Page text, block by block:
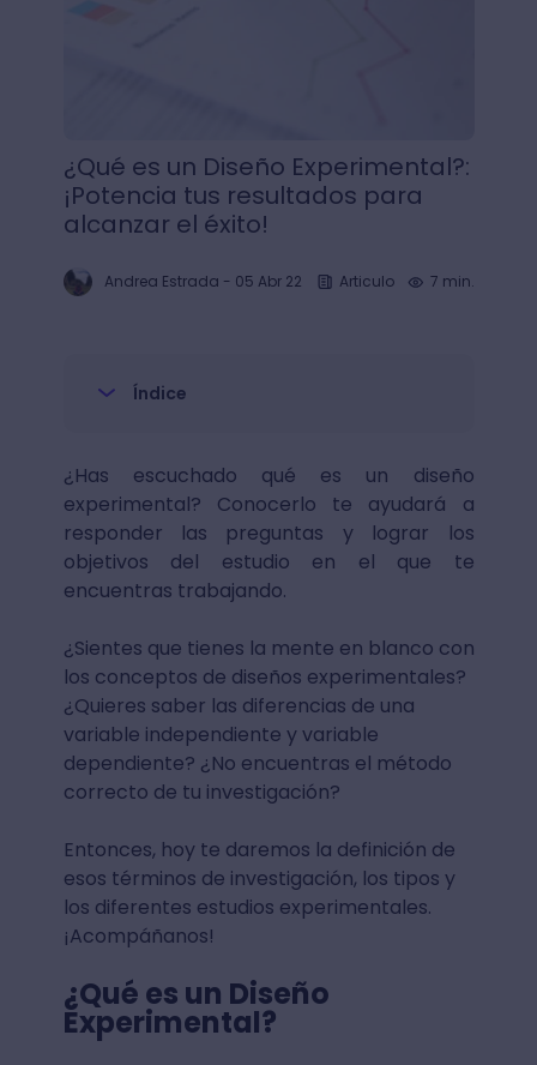
¿Qué es un Diseño Experimental?:
¡Potencia tus resultados para
alcanzar el éxito!
Andrea Estrada - 05 Abr 22 Articulo 7 min.
Índice
¿Has escuchado qué es un diseño
experimental? Conocerlo te ayudará a
responder las preguntas y lograr los
objetivos del estudio en el que te
encuentras trabajando.
¿Sientes que tienes la mente en blanco con
los conceptos de diseños experimentales?
¿Quieres saber las diferencias de una
variable independiente y variable
dependiente? ¿No encuentras el método
correcto de tu investigación?
Entonces, hoy te daremos la definición de
esos términos de investigación, los tipos y
los diferentes estudios experimentales.
¡Acompáñanos!
¿Qué es un Diseño
Experimental?